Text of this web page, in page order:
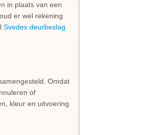
in plaats van een
er wel rekening
Svedex deurbeslag
Omdat
of
kleur en uitvoering